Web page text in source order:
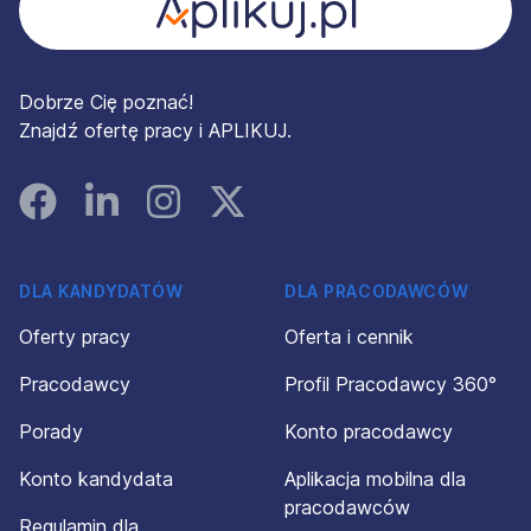
Dobrze Cię poznać!
Znajdź ofertę pracy i APLIKUJ.
FacebookLinked InInstagramInstagram
DLA KANDYDATÓW
Oferty pracy
Pracodawcy
Porady
Konto kandydata
Regulamin dla
DLA PRACODAWCÓW
Oferta i cennik
Profil Pracodawcy 360°
Konto pracodawcy
Aplikacja mobilna dla
pracodawców